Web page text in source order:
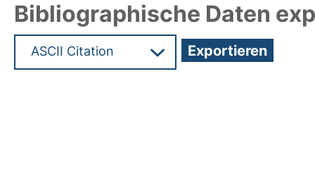
Bibliographische Daten